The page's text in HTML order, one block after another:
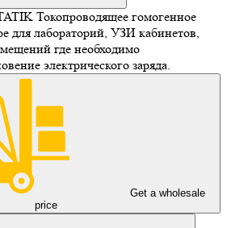
Токопроводящее гомогенное
для лабораторий, УЗИ кабинетов,
где необходимо
электрического заряда.
Get a wholesale
price